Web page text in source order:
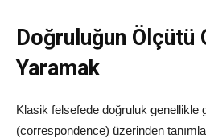
Doğruluğun Ölçütü
Yaramak
Klasik felsefede doğruluk genellikle
(correspondence) üzerinden